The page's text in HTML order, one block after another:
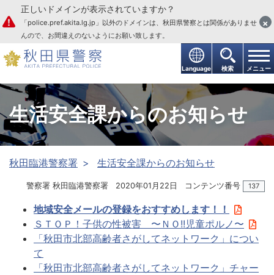
本文へ
Language 検索 メニュー
正しいドメインが表示されていますか？
「police.pref.akita.lg.jp」以外のドメインは、秋田県警察とは関係がありませ
んので、お間違えのないようにお願い致します。
×
生活安全課からのお知らせ
秋田臨港警察署 生活安全課からのお知らせ
警察署 秋田臨港警察署 2020年01月22日 コンテンツ番号 137
地域安全メールの登録をおすすめします！！
ＳＴＯＰ！子供の性被害 〜ＮＯ!!児童ポルノ〜
「秋田市北部高齢者さがしてネットワーク」につい
て
「秋田市北部高齢者さがしてネットワーク」チャー